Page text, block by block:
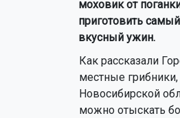
моховик от
приготовить самый
вкусный ужин.
Как рассказали
местные грибники,
Новосибирской
можно отыскать